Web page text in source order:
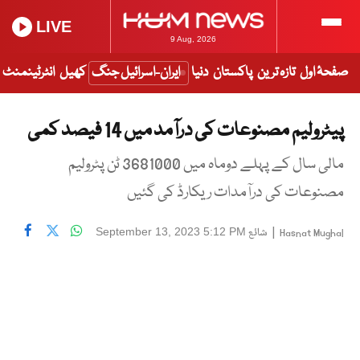
9 Aug, 2026
LIVE
صفحۂ اول تازہ ترین پاکستان دنیا ایران-اسرائیل جنگ کھیل انٹرٹینمنٹ
پیٹرولیم مصنوعات کی درآمد میں 14 فیصد کمی
مالی سال کے پہلے دوماہ میں 3681000 ٹن پٹرولیم
مصنوعات کی درآمدات ریکارڈ کی گئیں
Hasnat Mughal
| شائع September 13, 2023 5:12 PM